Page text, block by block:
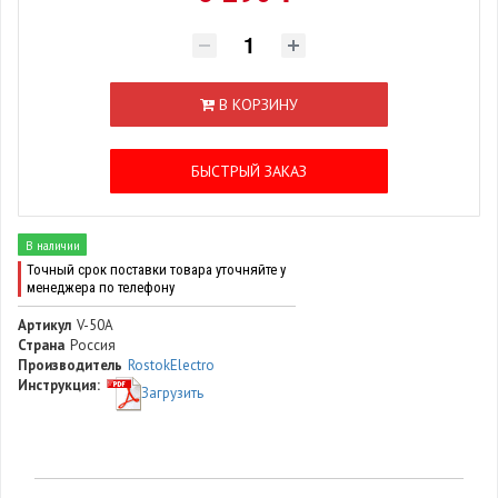
В КОРЗИНУ
БЫСТРЫЙ ЗАКАЗ
В наличии
Точный срок поставки товара уточняйте у
менеджера по телефону
Артикул V-50A
Страна Россия
Производитель RostokElectro
Инструкция:
Загрузить